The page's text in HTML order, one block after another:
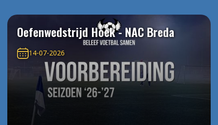
Oefenwedstrijd Hoek - NAC Breda
14-07-2026